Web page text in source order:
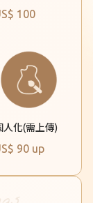
100
人化(需上傳)
90 up